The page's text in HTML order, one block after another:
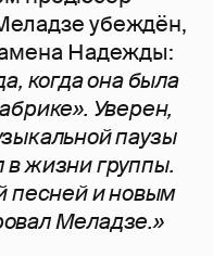
убеждён,
Надежды:
когда она была
Уверен,
паузы
жизни группы.
песней и новым
Меладзе.»